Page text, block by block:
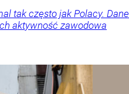
tak często jak Polacy. Dane
aktywność zawodowa